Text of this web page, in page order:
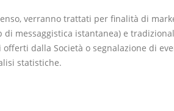
verranno trattati per finalità di
messaggistica istantanea) e
dalla Società o segnalazione di
statistiche.